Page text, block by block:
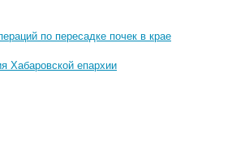
по пересадке почек в крае
Хабаровской епархии